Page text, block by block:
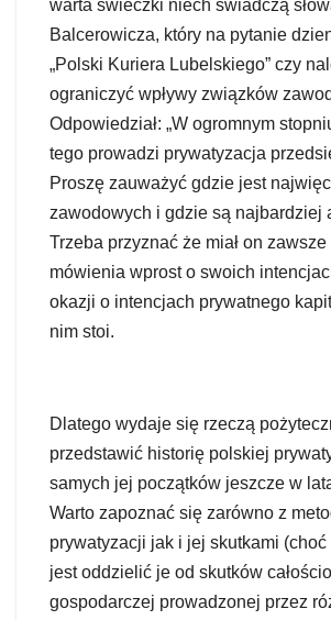
warta świeczki niech świadczą
Balcerowicza, który na pytanie
„Polski Kuriera Lubelskiego” czy
ograniczyć wpływy związków
Odpowiedział: „W ogromnym
tego prowadzi prywatyzacja
Proszę zauważyć gdzie jest
zawodowych i gdzie są najbardziej
Trzeba przyznać że miał on
mówienia wprost o swoich
okazji o intencjach prywatnego
nim stoi.
Dlatego wydaje się rzeczą
przedstawić historię polskiej
samych jej początków jeszcze w
Warto zapoznać się zarówno z
prywatyzacji jak i jej skutkami (choć
jest oddzielić je od skutków
gospodarczej prowadzonej przez